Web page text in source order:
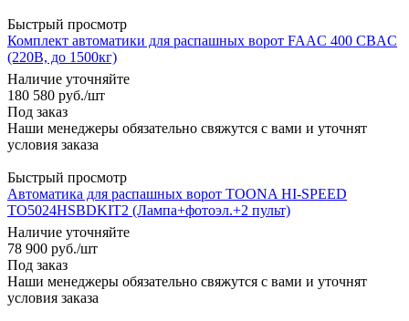
Быстрый просмотр
Комплект автоматики для распашных ворот FAAC 400 CBAC
(220В, до 1500кг)
Наличие уточняйте
180 580 руб./шт
Под заказ
Наши менеджеры обязательно свяжутся с вами и уточнят
условия заказа
Быстрый просмотр
Автоматика для распашных ворот TOONA HI-SPEED
TO5024HSBDKIT2 (Лампа+фотоэл.+2 пульт)
Наличие уточняйте
78 900 руб./шт
Под заказ
Наши менеджеры обязательно свяжутся с вами и уточнят
условия заказа